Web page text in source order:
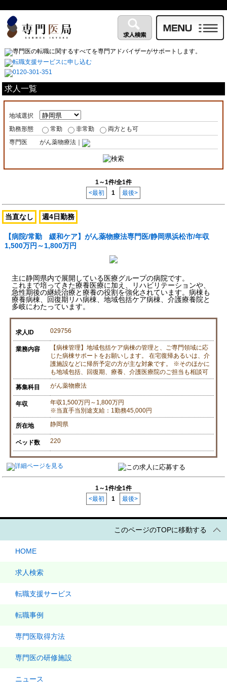
求人一覧
地域選択
勤務形態
常勤 非常勤
両方とも可
専門医
がん薬物療法｜
1～1件/全1件
<最初
1 最後>
当直なし 週4日勤務
【病院/常勤 緩和ケア】がん薬物療法専門医/静岡県浜松市/年収
1,500万円～1,800万円
主に静岡県内で展開している医療グループの病院です。
これまで培ってきた療養医療に加え、リハビリテーションや、
急性期後の継続治療と療養の役割を強化されています。病棟も
療養病棟、回復期リハ病棟、地域包括ケア病棟、介護療養院と
多岐にわたっています。
求人ID 029756
業務内容
【病棟管理】地域包括ケア病棟の管理と、ご専門領域に応
じた病棟サポートをお願いします。 在宅復帰あるいは、介
護施設などに帰所予定の方が主な対象です。 ※そのほかに
も地域包括、回復期、療養、介護医療院のご担当も相談可
募集科目 がん薬物療法
年収
年収1,500万円～1,800万円
※当直手当別途支給：1勤務45,000円
所在地 静岡県
ベッド数 220
1～1件/全1件
<最初
1 最後>
このページのTOPに移動する
HOME
求人検索
転職支援サービス
転職事例
専門医取得方法
専門医の研修施設
ニュース